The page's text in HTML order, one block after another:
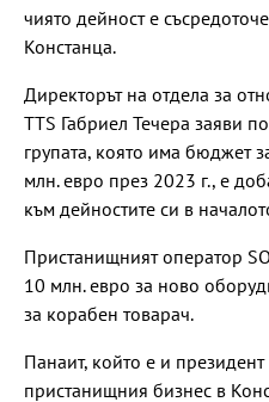
чиято дейност е
Констанца.
Директорът на отдела за
TTS Габриел Течера заяви
групата, която има бюджет
млн. евро през 2023 г., е
към дейностите си в
Пристанищният оператор
10 млн. евро за ново
за корабен товарач.
Панаит, който е и
пристанищния бизнес в